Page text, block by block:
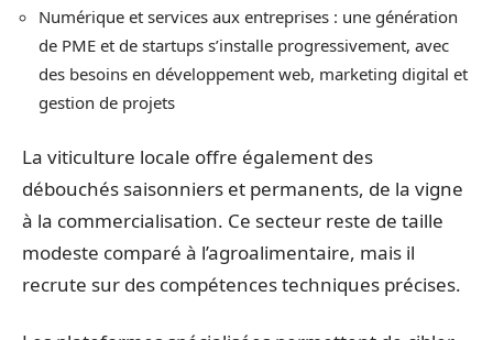
Numérique et services aux entreprises : une génération
de PME et de startups s’installe progressivement, avec
des besoins en développement web, marketing digital et
gestion de projets
La viticulture locale offre également des
débouchés saisonniers et permanents, de la vigne
à la commercialisation. Ce secteur reste de taille
modeste comparé à l’agroalimentaire, mais il
recrute sur des compétences techniques précises.